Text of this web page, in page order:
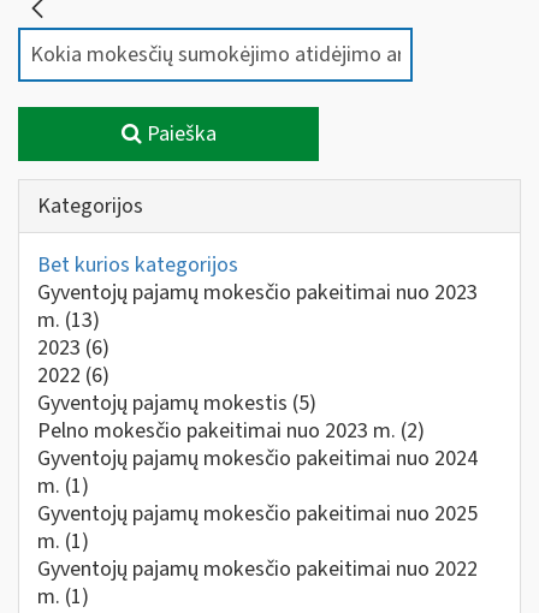
Paieška
Kategorijos
Bet kurios kategorijos
Gyventojų pajamų mokesčio pakeitimai nuo 2023
m. (13)
2023 (6)
2022 (6)
Gyventojų pajamų mokestis (5)
Pelno mokesčio pakeitimai nuo 2023 m. (2)
Gyventojų pajamų mokesčio pakeitimai nuo 2024
m. (1)
Gyventojų pajamų mokesčio pakeitimai nuo 2025
m. (1)
Gyventojų pajamų mokesčio pakeitimai nuo 2022
m. (1)